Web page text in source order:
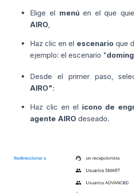
Elige el menúen el que
AIRO
Haz clic en el escenario que
ejemplo: el escenario "
Desde el primer paso,
AIRO":
Haz clic en el icono de
agente AIRO deseado.